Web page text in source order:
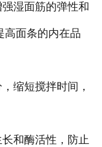
湿面筋的弹性和
高面条的内在品
缩短搅拌时间，
和酶活性，防止